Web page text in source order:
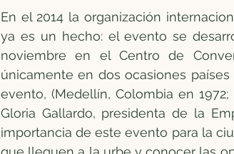
En el 2014 la organización
ya es un hecho: el evento se
noviembre en el Centro de
únicamente en dos ocasiones
evento, (Medellín, Colombia en
Gloria Gallardo, presidenta de la
importancia de este evento para la